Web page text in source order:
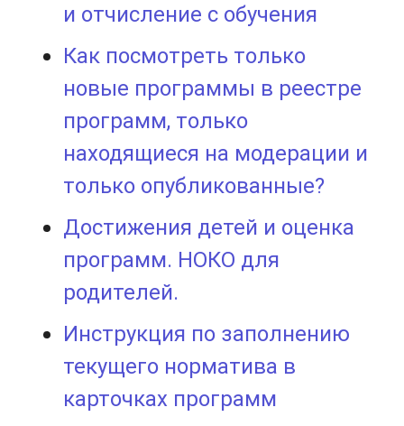
и отчисление с обучения
Как посмотреть только
новые программы в реестре
программ, только
находящиеся на модерации и
только опубликованные?
Достижения детей и оценка
программ. НОКО для
родителей.
Инструкция по заполнению
текущего норматива в
карточках программ